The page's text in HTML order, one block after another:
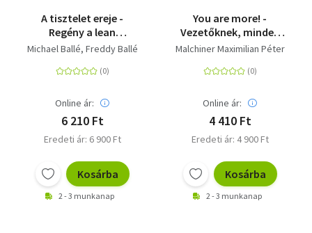
A tisztelet ereje -
Regény a lean
szemléletű vezetésről
Michael Ballé Freddy Ballé
Online ár:
6 210 Ft
Eredeti ár: 6 900 Ft
Kosárba
2 - 3 munkanap
You are more! -
Vezetőknek, minden
szinten
Malchiner Maximilian Péter
Online ár:
4 410 Ft
Eredeti ár: 4 900 Ft
Kosárba
2 - 3 munkanap